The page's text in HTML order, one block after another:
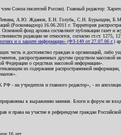
Союза писателей России). Главный редактор:
Левина, А.Ю. Жданов, Е.Н. Голубь, С.Н. Бурындин,
(Роскомнадзор) 16.06.2011 г. Территория
Основной фонд архива составляют публикации газет и
редакции не относятся, согласно ст.ст. 1275,
и о защите информации» (ФЗ-149 от 27.07.06 г.)
честь и достоинство граждан и организаций,
распространенных другим средством массовой
Федерации о средствах массовой информации».
из содержания распространенной информации,
на учредителя и главного редактор», - из
к выражению мнения. Блоги и форум не
права на участие в референдуме граждан
16 лет.